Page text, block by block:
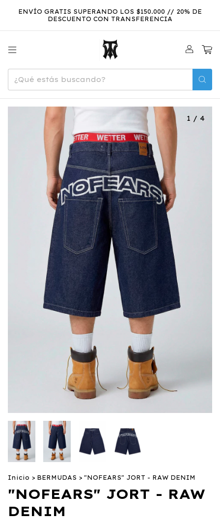
ENVÍO GRATIS SUPERANDO LOS $150.000 // 20% DE
DESCUENTO CON TRANSFERENCIA
1 / 4
Inicio > BERMUDAS > "NOFEARS" JORT - RAW DENIM
"NOFEARS" JORT - RAW
DENIM